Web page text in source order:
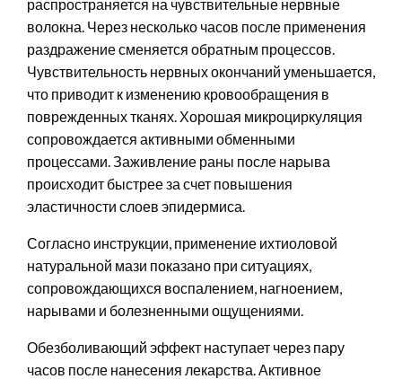
распространяется на чувствительные нервные
волокна. Через несколько часов после применения
раздражение сменяется обратным процессов.
Чувствительность нервных окончаний уменьшается,
что приводит к изменению кровообращения в
поврежденных тканях. Хорошая микроциркуляция
сопровождается активными обменными
процессами. Заживление раны после нарыва
происходит быстрее за счет повышения
эластичности слоев эпидермиса.
Согласно инструкции, применение ихтиоловой
натуральной мази показано при ситуациях,
сопровождающихся воспалением, нагноением,
нарывами и болезненными ощущениями.
Обезболивающий эффект наступает через пару
часов после нанесения лекарства. Активное